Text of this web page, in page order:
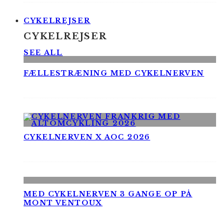
CYKELREJSER
CYKELREJSER
SEE ALL
FÆLLESTRÆNING MED CYKELNERVEN
CYKELNERVEN X AOC 2026
MED CYKELNERVEN 3 GANGE OP PÅ
MONT VENTOUX